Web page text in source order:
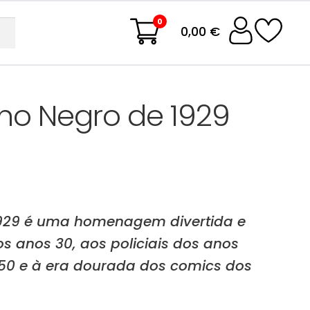
0
0,00 €
Negro de 1929
é uma homenagem divertida e
anos 30, aos policiais dos anos
e à era dourada dos comics dos